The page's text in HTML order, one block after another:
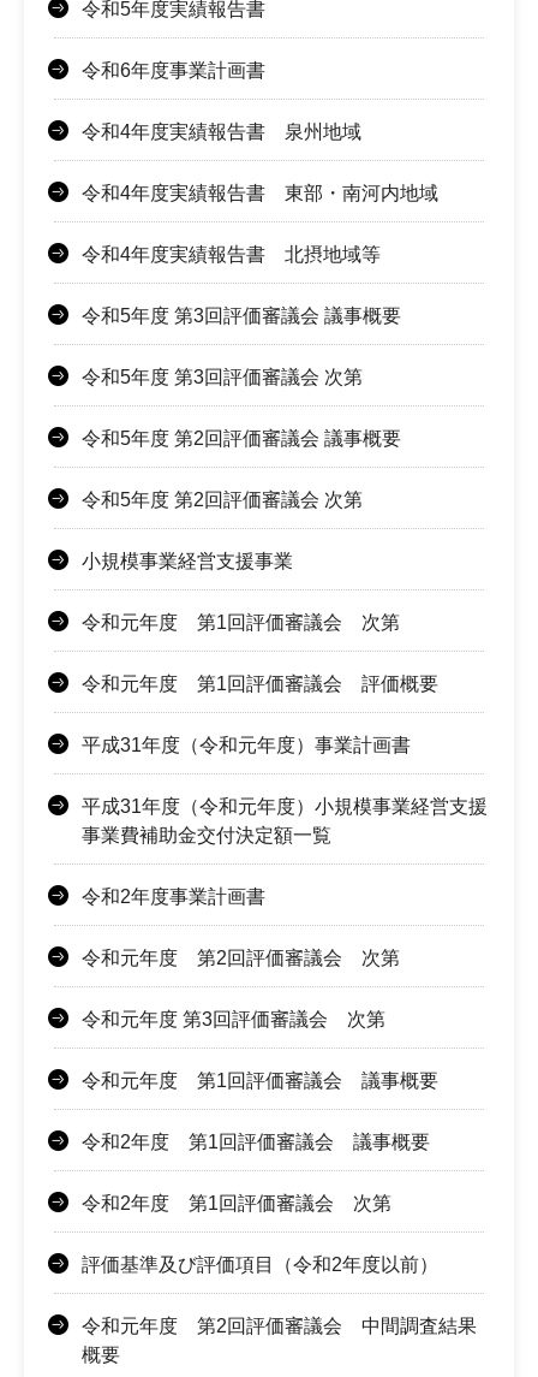
令和5年度実績報告書
令和6年度事業計画書
令和4年度実績報告書 泉州地域
令和4年度実績報告書 東部・南河内地域
令和4年度実績報告書 北摂地域等
令和5年度 第3回評価審議会 議事概要
令和5年度 第3回評価審議会 次第
令和5年度 第2回評価審議会 議事概要
令和5年度 第2回評価審議会 次第
小規模事業経営支援事業
令和元年度 第1回評価審議会 次第
令和元年度 第1回評価審議会 評価概要
平成31年度（令和元年度）事業計画書
平成31年度（令和元年度）小規模事業経営支援
事業費補助金交付決定額一覧
令和2年度事業計画書
令和元年度 第2回評価審議会 次第
令和元年度 第3回評価審議会 次第
令和元年度 第1回評価審議会 議事概要
令和2年度 第1回評価審議会 議事概要
令和2年度 第1回評価審議会 次第
評価基準及び評価項目（令和2年度以前）
令和元年度 第2回評価審議会 中間調査結果
概要